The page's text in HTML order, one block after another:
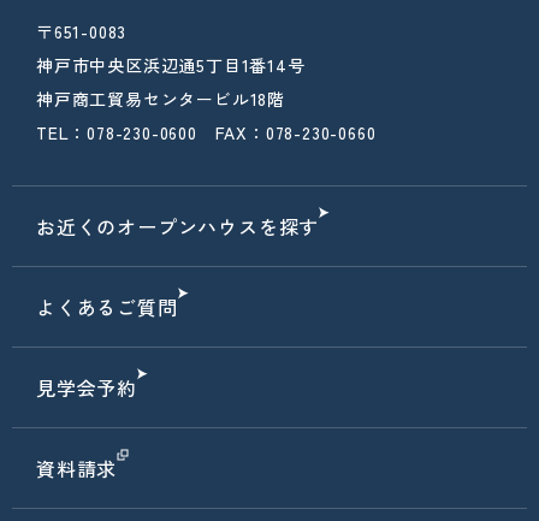
〒651-0083
神戸市中央区浜辺通5丁目1番14号
神戸商工貿易センタービル18階
TEL：078-230-0600 FAX：078-230-0660
お近くのオープンハウスを探す
よくあるご質問
見学会予約
資料請求